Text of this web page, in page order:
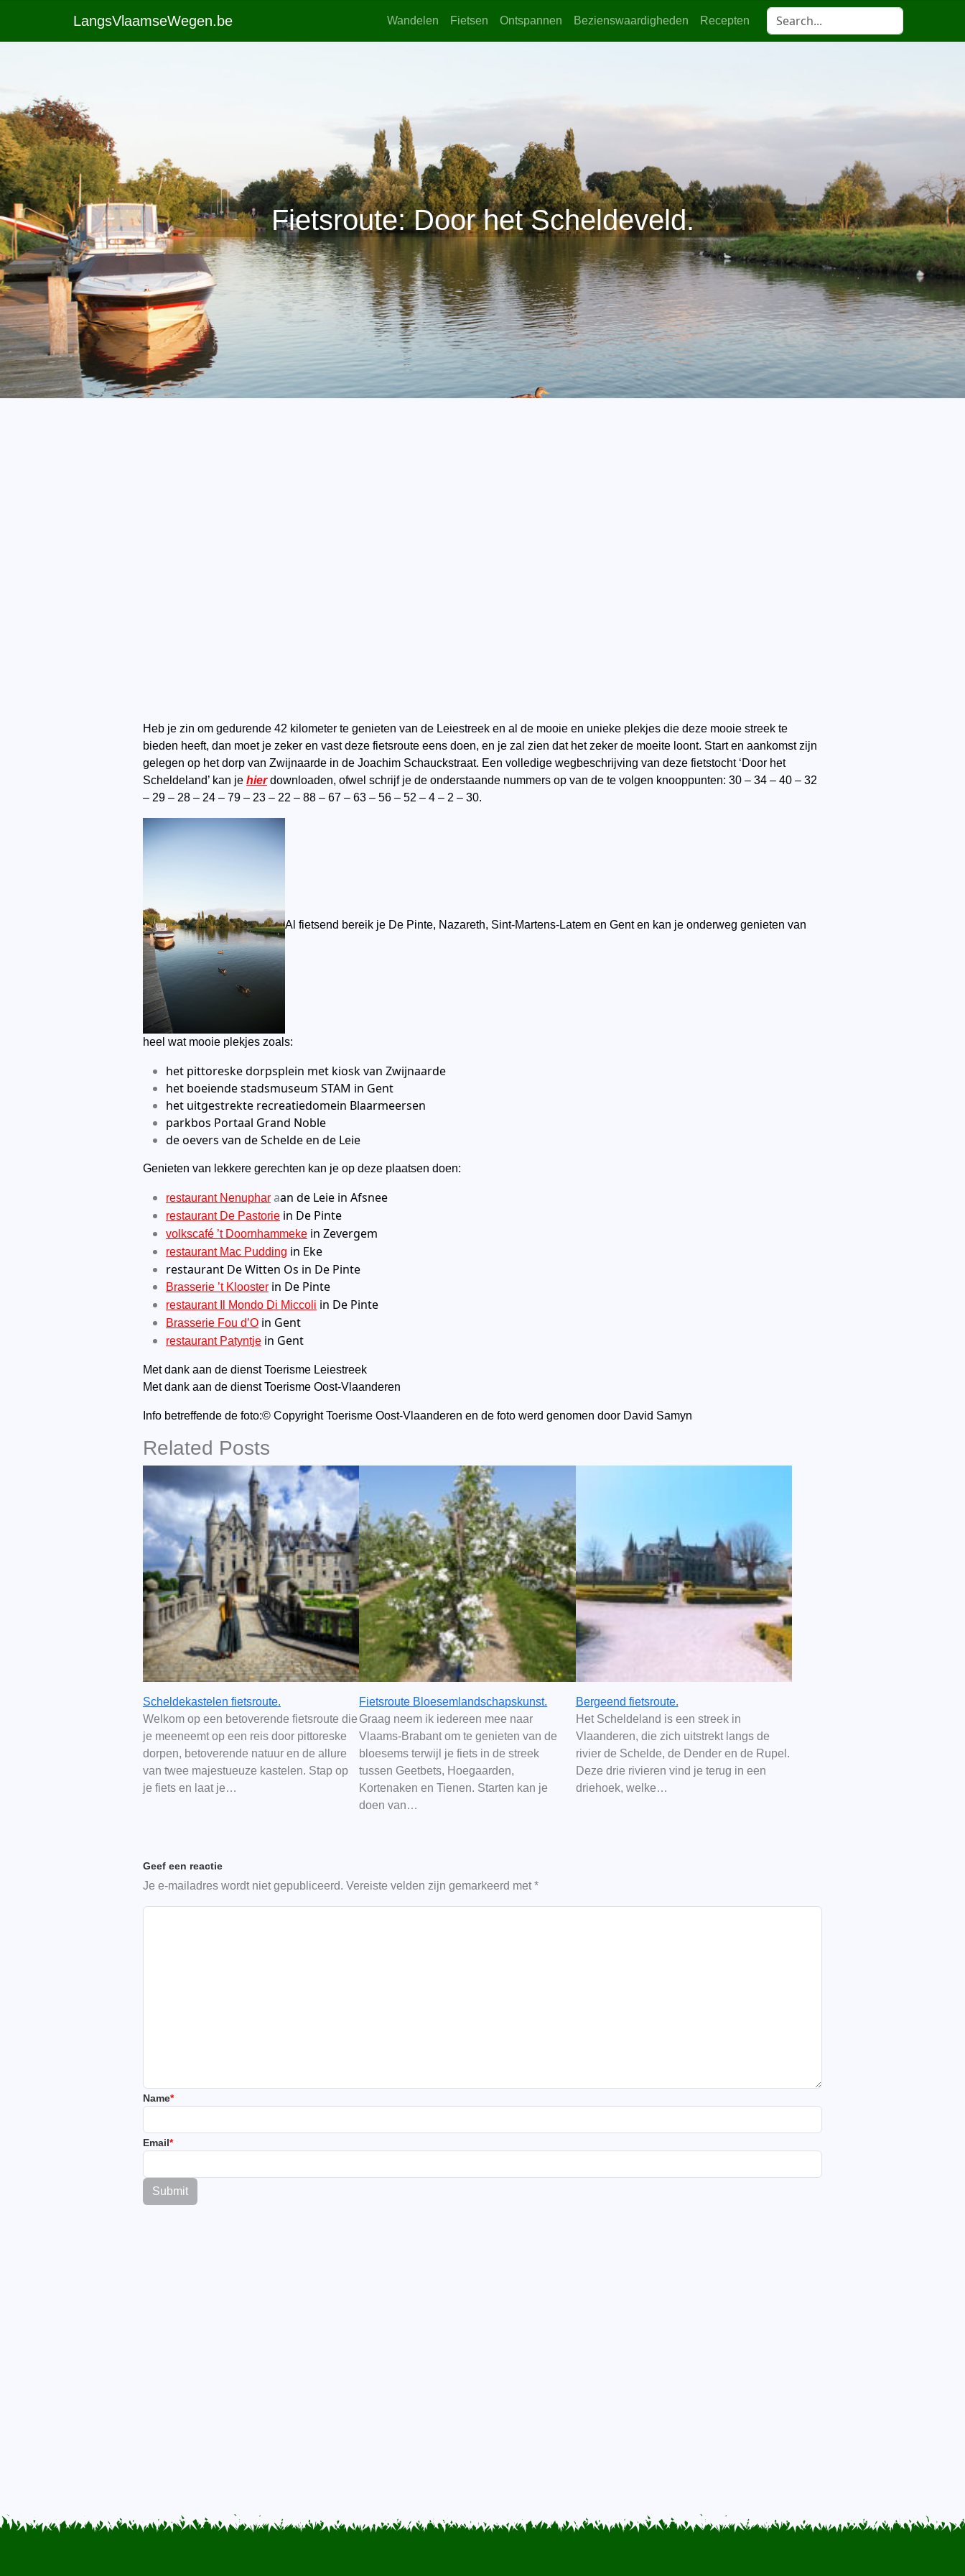
LangsVlaamseWegen.be Wandelen Fietsen Ontspannen Bezienswaardigheden Recepten
Fietsroute: Door het Scheldeveld.
Heb je zin om gedurende 42 kilometer te genieten van de Leiestreek en al de mooie en unieke plekjes die deze mooie streek te
bieden heeft, dan moet je zeker en vast deze fietsroute eens doen, en je zal zien dat het zeker de moeite loont. Start en aankomst zijn
gelegen op het dorp van Zwijnaarde in de Joachim Schauckstraat. Een volledige wegbeschrijving van deze fietstocht ‘Door het
Scheldeland’ kan je hierdownloaden, ofwel schrijf je de onderstaande nummers op van de te volgen knooppunten: 30 – 34 – 40 – 32
– 29 – 28 – 24 – 79 – 23 – 22 – 88 – 67 – 63 – 56 – 52 – 4 – 2 – 30.
Al fietsend bereik je De Pinte, Nazareth, Sint-Martens-Latem en Gent en kan je onderweg genieten van
heel wat mooie plekjes zoals:
het pittoreske dorpsplein met kiosk van Zwijnaarde
het boeiende stadsmuseum STAM in Gent
het uitgestrekte recreatiedomein Blaarmeersen
parkbos Portaal Grand Noble
de oevers van de Schelde en de Leie
Genieten van lekkere gerechten kan je op deze plaatsen doen:
restaurant Nenuphar aan de Leie in Afsnee
restaurant De Pastorie in De Pinte
volkscafé ’t Doornhammeke in Zevergem
restaurant Mac Pudding in Eke
restaurant De Witten Os in De Pinte
Brasserie ’t Klooster in De Pinte
restaurant Il Mondo Di Miccoli in De Pinte
Brasserie Fou d’O in Gent
restaurant Patyntje in Gent
Met dank aan de dienst Toerisme Leiestreek
Met dank aan de dienst Toerisme Oost-Vlaanderen
Info betreffende de foto:© Copyright Toerisme Oost-Vlaanderen en de foto werd genomen door David Samyn
Related Posts
Scheldekastelen fietsroute.
Welkom op een betoverende fietsroute die
je meeneemt op een reis door pittoreske
dorpen, betoverende natuur en de allure
van twee majestueuze kastelen. Stap op
je fiets en laat je…
Fietsroute Bloesemlandschapskunst.
Graag neem ik iedereen mee naar
Vlaams-Brabant om te genieten van de
bloesems terwijl je fiets in de streek
tussen Geetbets, Hoegaarden,
Kortenaken en Tienen. Starten kan je
doen van…
Bergeend fietsroute.
Het Scheldeland is een streek in
Vlaanderen, die zich uitstrekt langs de
rivier de Schelde, de Dender en de Rupel.
Deze drie rivieren vind je terug in een
driehoek, welke…
Geef een reactie
Je e-mailadres wordt niet gepubliceerd. Vereiste velden zijn gemarkeerd met*
Name*
Email*